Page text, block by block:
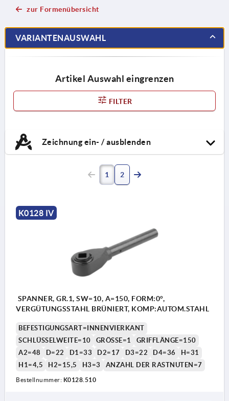
zur Formenübersicht
VARIANTENAUSWAHL
Artikel Auswahl eingrenzen
FILTER
Zeichnung ein- / ausblenden
1 2
K0128 IV
SPANNER, GR.1, SW=10, A=150, FORM:0°,
VERGÜTUNGSSTAHL BRÜNIERT, KOMP:AUTOM.STAHL
BEFESTIGUNGSART=INNENVIERKANT
SCHLÜSSELWEITE=10
GRÖSSE=1
GRIFFLÄNGE=150
A2=48
D=22 D1=33 D2=17 D3=22 D4=36
H=31
H1=4,5
H2=15,5 H3=3 ANZAHL DER RASTNUTEN=7
Bestellnummer: K0128.510